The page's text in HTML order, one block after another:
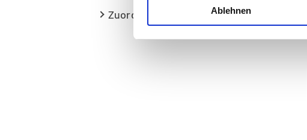
Ablehnen
Zuordnungen